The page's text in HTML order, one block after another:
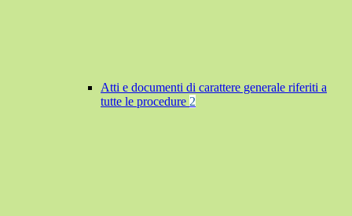
Atti e documenti di carattere generale riferiti a
tutte le procedure 2